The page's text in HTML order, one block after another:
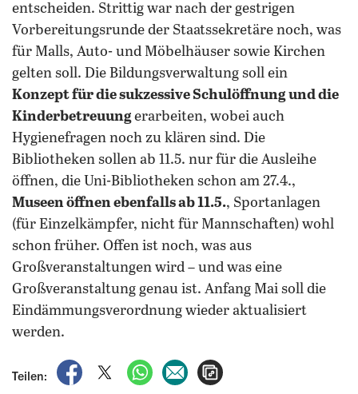
entscheiden. Strittig war nach der gestrigen
Vorbereitungsrunde der Staatssekretäre noch, was
für Malls, Auto- und Möbelhäuser sowie Kirchen
gelten soll. Die Bildungsverwaltung soll ein
Konzept für die sukzessive Schulöffnung und die
Kinderbetreuungerarbeiten, wobei auch
Hygienefragen noch zu klären sind. Die
Bibliotheken sollen ab 11.5. nur für die Ausleihe
öffnen, die Uni-Bibliotheken schon am 27.4.,
Museen öffnen ebenfalls ab 11.5., Sportanlagen
(für Einzelkämpfer, nicht für Mannschaften) wohl
schon früher. Offen ist noch, was aus
Großveranstaltungen wird – und was eine
Großveranstaltung genau ist. Anfang Mai soll die
Eindämmungsverordnung wieder aktualisiert
werden.
Teilen:
auf Facebook teilen
auf X teilenper WhatsApp teilen
per E-Mail teilen